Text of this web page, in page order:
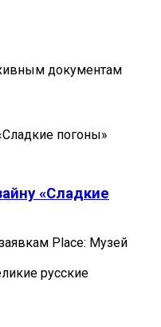
документам
погоны»
«Сладкие
Place: Музей
русские